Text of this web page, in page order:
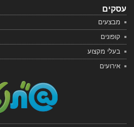
עסקים
מבצעים
קופונים
בעלי מקצוע
אירועים